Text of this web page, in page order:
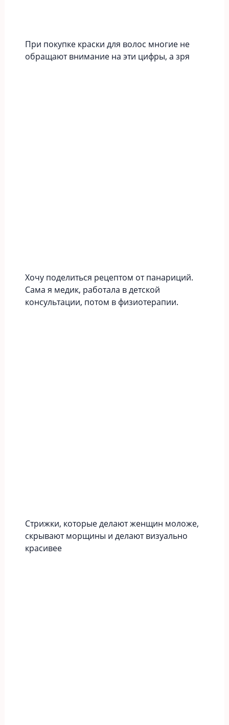
При покупке краски для волос многие не
обращают внимание на эти цифры, а зря
Хочу поделиться рецептом от панариций.
Сама я медик, работала в детской
консультации, потом в физиотерапии.
Стрижки, которые делают женщин моложе,
скрывают морщины и делают визуально
красивее